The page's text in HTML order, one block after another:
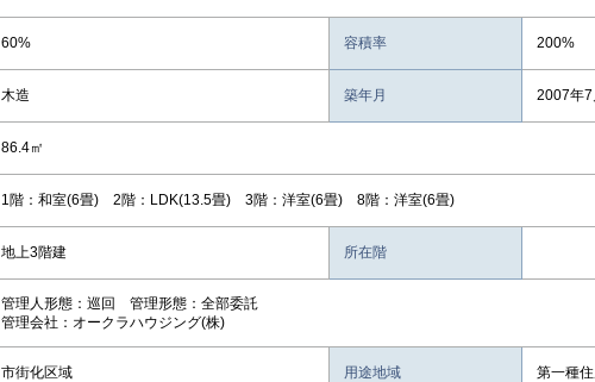
60% 容積率 200%
木造 築年月 2007年7
86.4㎡
1階：和室(6畳) 2階：LDK(13.5畳) 3階：洋室(6畳) 8階：洋室(6畳)
地上3階建 所在階
管理人形態：巡回 管理形態：全部委託
管理会社：オークラハウジング(株)
市街化区域 用途地域 第一種